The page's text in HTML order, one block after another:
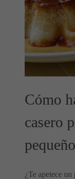
Cómo
casero
¿Te apetece